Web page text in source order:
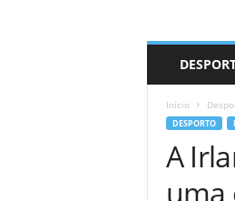
r
Início
DESPORTO
A
uma